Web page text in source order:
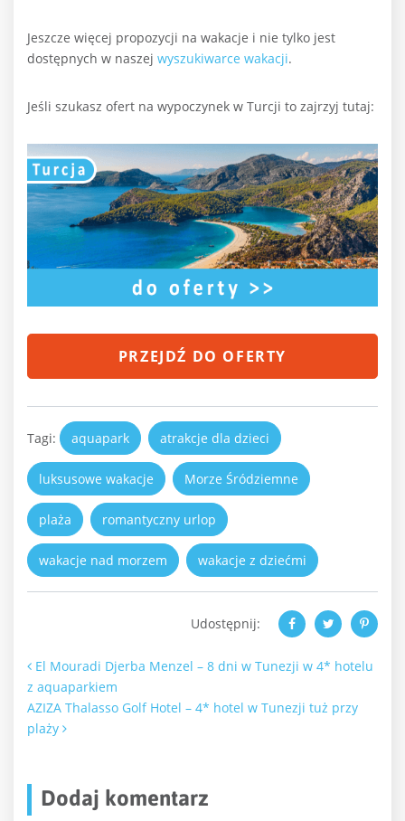
Jeszcze więcej propozycji na wakacje i nie tylko jest
dostępnych w naszej wyszukiwarce wakacji.
Jeśli szukasz ofert na wypoczynek w Turcji to zajrzyj tutaj:
PRZEJDŹ DO OFERTY
Tagi: aquapark atrakcje dla dzieci
luksusowe wakacje Morze Śródziemne
plaża romantyczny urlop
wakacje nad morzem wakacje z dziećmi
Udostępnij:
Nawigacja po artykułach
El Mouradi Djerba Menzel – 8 dni w Tunezji w 4* hotelu
z aquaparkiem
AZIZA Thalasso Golf Hotel – 4* hotel w Tunezji tuż przy
plaży
Dodaj komentarz